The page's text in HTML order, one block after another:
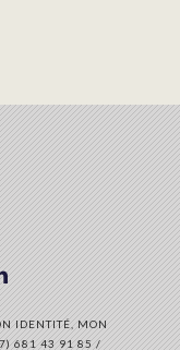
IDENTITÉ, MON
681 43 91 85 /